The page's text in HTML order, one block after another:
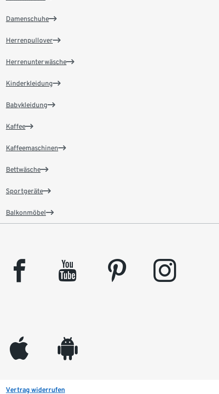
Damenschuhe
Herrenpullover
Herrenunterwäsche
Kinderkleidung
Babykleidung
Kaffee
Kaffeemaschinen
Bettwäsche
Sportgeräte
Balkonmöbel
facebook youtube pinterest instagram
appleinc android
Vertrag widerrufen